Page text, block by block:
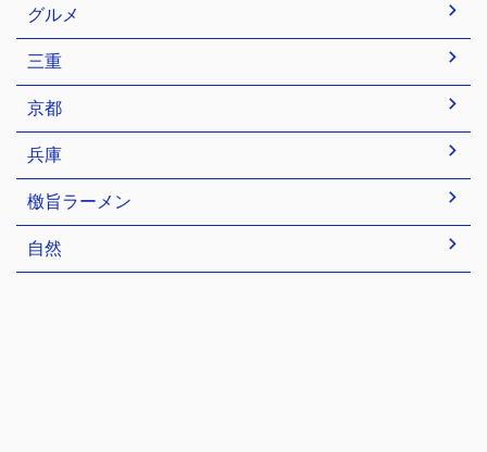
グルメ
三重
京都
兵庫
檄旨ラーメン
自然